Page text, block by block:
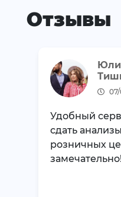
Отзывы
Удобный
сдать
розничных
замечательно!